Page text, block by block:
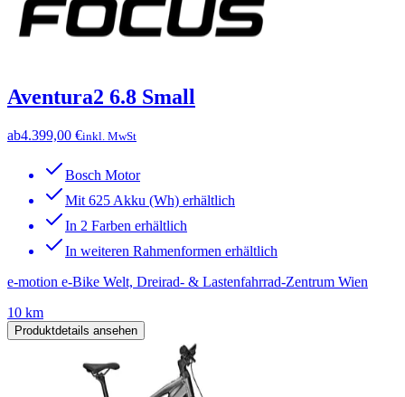
Aventura2 6.8 Small
ab4.399,00 €inkl. MwSt
Bosch Motor
Mit 625 Akku (Wh) erhältlich
In 2 Farben erhältlich
In weiteren Rahmenformen erhältlich
e-motion e-Bike Welt, Dreirad- & Lastenfahrrad-Zentrum Wien
10 km
Produktdetails ansehen